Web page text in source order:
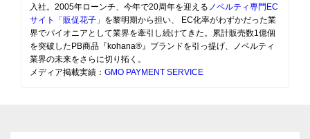
入社。2005年ローンチ、今年で20周年を迎える ノベルティ専門EC
サイト「販促花子」 を黎明期から担い、 EC化率がわずかだった業
界でパイオニアとして業界を牽引し続けてきた。累計販売数1億個
を突破したPB商品『kohana®』ブランドを引っ提げ、ノベルティ
業界の未来をさらに切り拓く。
メディア掲載実績： GMO PAYMENT SERVICE